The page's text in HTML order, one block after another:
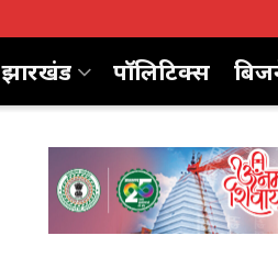
झारखंड पॉलिटिक्स